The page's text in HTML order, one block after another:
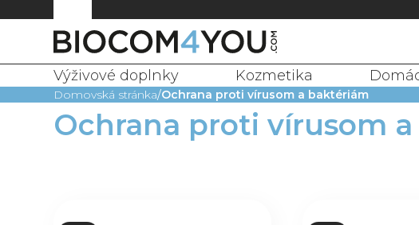
Výživové doplnky Kozmetika
Domovská stránka Ochrana proti vírusom a baktériám
Ochrana proti vírusom